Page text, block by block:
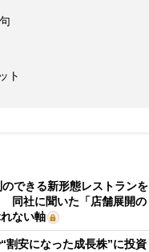
ト
できる新形態レストランを
同社に聞いた「店舗展開の
ない軸
割安になった成長株”に投資